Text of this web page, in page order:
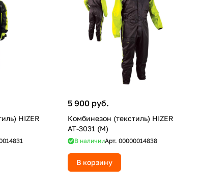
HIZER
5 900 руб.
Комбинезон (текстиль) HIZER
AT-3031 (M)
В наличииАрт. 00000014838
В корзину